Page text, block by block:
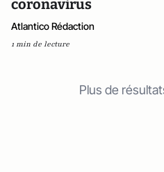
coronavirus
Atlantico Rédaction
1 min de lecture
Plus de